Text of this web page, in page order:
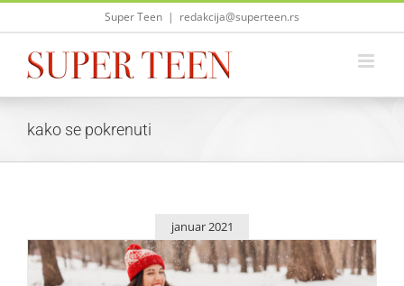
Skip
Super Teen | redakcija@superteen.rs
kako se pokrenuti
januar 2021